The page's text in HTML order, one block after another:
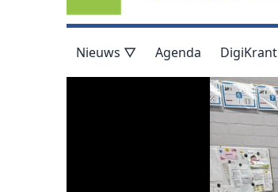
Nieuws ▽ Agenda DigiKrant